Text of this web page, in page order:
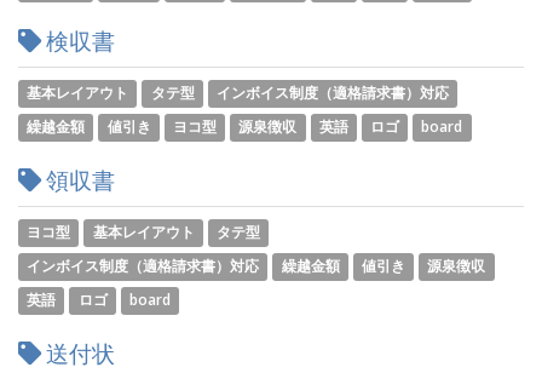
検収書
基本レイアウト タテ型
インボイス制度（適格請求書）対応
繰越金額
値引き ヨコ型 源泉徴収 英語 ロゴ board
領収書
ヨコ型 基本レイアウト
タテ型
インボイス制度（適格請求書）対応
繰越金額 値引き
源泉徴収
英語
ロゴ board
送付状